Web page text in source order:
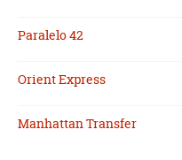
Paralelo 42
Orient Express
Manhattan Transfer